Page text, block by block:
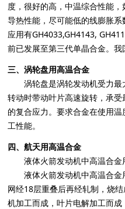
度，很好的高，中温综合性能
导热性能，尽可能低的线膨胀
应用有GH4033,GH4143,
前已发展至第三代单晶合金。
三、涡轮盘用高温合金
涡轮盘是涡轮发动机受力最
转动时带动叶片高速旋转，承
的复合应力。要求合金在使用
工性能。
四、航天用高温合金
液体火箭发动机中高温合金
液体火箭发动机中高温合金
网经18层重叠后再经轧制，烧
机加工而成，叶片电解加工而